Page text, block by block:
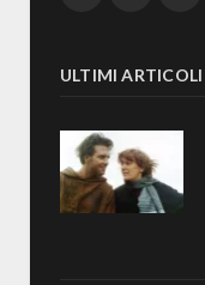
ULTIMI ARTICOLI